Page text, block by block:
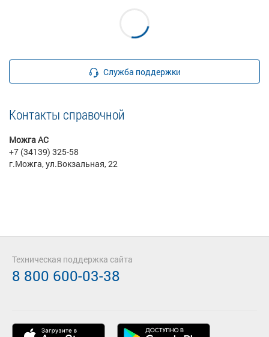
Служба поддержки
Контакты справочной
Можга АС
+7 (34139) 325-58
г.Можга, ул.Вокзальная, 22
Техническая поддержка сайта
8 800 600-03-38